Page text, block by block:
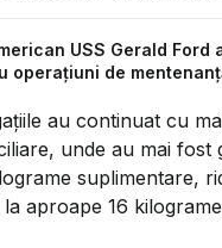
USS Gerald Ford
operațiuni de
au continuat cu
unde au mai fost
suplimentare,
aproape 16